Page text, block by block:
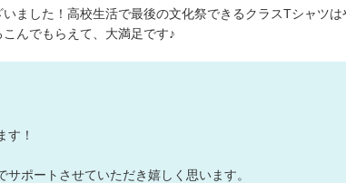
原稿用紙の書き方
注文書・原稿用紙の
ました！高校生活で最後の文化祭できるクラスTシャツ
んでもらえて、大満足です♪
す！
ポートさせていただき嬉しく思います。